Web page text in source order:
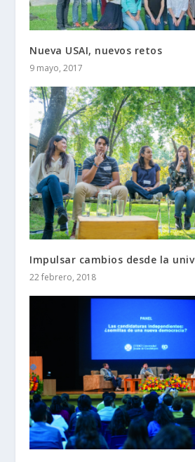
Nueva USAI, nuevos retos
9 mayo, 2017
Impulsar cambios desde la
22 febrero, 2018